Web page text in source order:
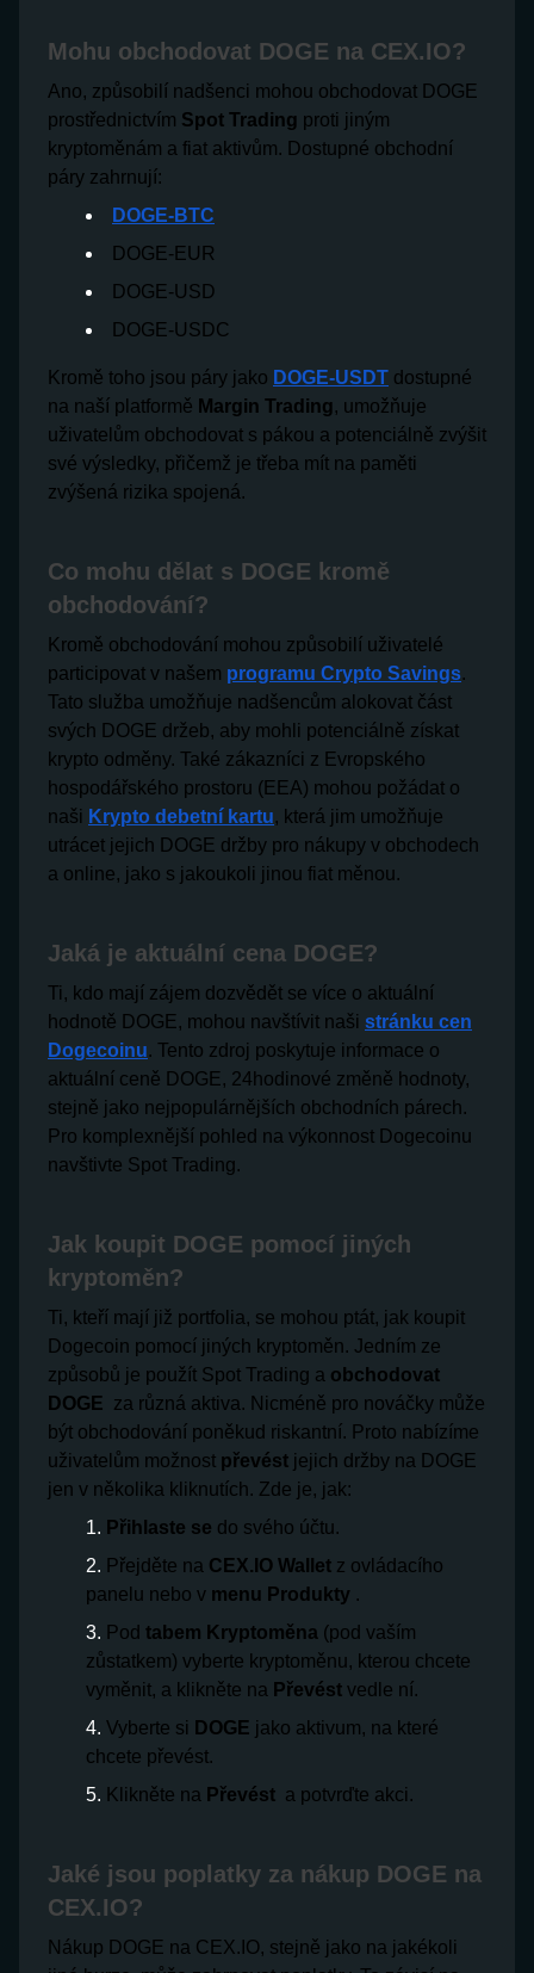
Mohu obchodovat DOGE na CEX.IO?
Ano, způsobilí nadšenci mohou obchodovat DOGE
prostřednictvím Spot Trading proti jiným
kryptoměnám a fiat aktivům. Dostupné obchodní
páry zahrnují:
DOGE-BTC
DOGE-EUR
DOGE-USD
DOGE-USDC
Kromě toho jsou páry jako DOGE-USDT dostupné
na naší platformě Margin Trading, umožňuje
uživatelům obchodovat s pákou a potenciálně zvýšit
své výsledky, přičemž je třeba mít na paměti
zvýšená rizika spojená.
Co mohu dělat s DOGE kromě
obchodování?
Kromě obchodování mohou způsobilí uživatelé
participovat v našem programu Crypto Savings.
Tato služba umožňuje nadšencům alokovat část
svých DOGE držeb, aby mohli potenciálně získat
krypto odměny. Také zákazníci z Evropského
hospodářského prostoru (EEA) mohou požádat o
naši Krypto debetní kartu, která jim umožňuje
utrácet jejich DOGE držby pro nákupy v obchodech
a online, jako s jakoukoli jinou fiat měnou.
Jaká je aktuální cena DOGE?
Ti, kdo mají zájem dozvědět se více o aktuální
hodnotě DOGE, mohou navštívit naši stránku cen
Dogecoinu. Tento zdroj poskytuje informace o
aktuální ceně DOGE, 24hodinové změně hodnoty,
stejně jako nejpopulárnějších obchodních párech.
Pro komplexnější pohled na výkonnost Dogecoinu
navštivte Spot Trading.
Jak koupit DOGE pomocí jiných
kryptoměn?
Ti, kteří mají již portfolia, se mohou ptát, jak koupit
Dogecoin pomocí jiných kryptoměn. Jedním ze
způsobů je použít Spot Trading a obchodovat
DOGE za různá aktiva. Nicméně pro nováčky může
být obchodování poněkud riskantní. Proto nabízíme
uživatelům možnost převést jejich držby na DOGE
jen v několika kliknutích. Zde je, jak:
Přihlaste se do svého účtu.
Přejděte na CEX.IO Wallet z ovládacího
panelu nebo v menu Produkty .
Pod tabem Kryptoměna (pod vaším
zůstatkem) vyberte kryptoměnu, kterou chcete
vyměnit, a klikněte na Převést vedle ní.
Vyberte si DOGE jako aktivum, na které
chcete převést.
Klikněte na Převést a potvrďte akci.
Jaké jsou poplatky za nákup DOGE na
CEX.IO?
Nákup DOGE na CEX.IO, stejně jako na jakékoli